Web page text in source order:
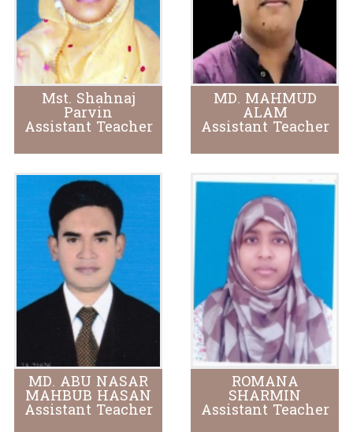
Mst. Shahnaj
Parvin
Assistant Teacher
MD. MAHMUD
ALAM
Assistant Teacher
MD. ABU NASAR
MAHBUB HASAN
Assistant Teacher
ROMANA
SHARMIN
Assistant Teacher